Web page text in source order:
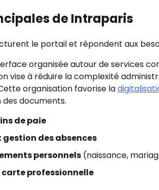
de Intraparis
le portail et répondent aux
organisée autour de services
vise à réduire la complexité
organisation favorise la
documents.
de paie
gestion des absences
personnels (naissance,
professionnelle